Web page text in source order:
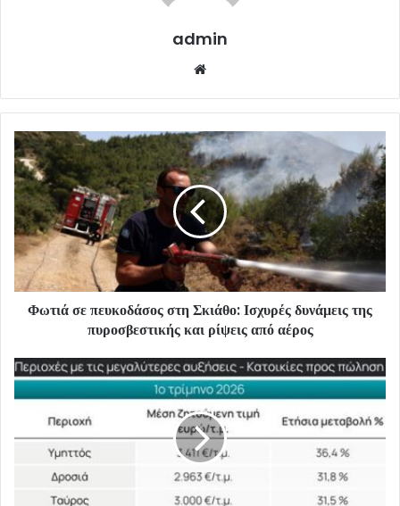
admin
Φωτιά σε πευκοδάσος στη Σκιάθο: Ισχυρές δυνάμεις της
πυροσβεστικής και ρίψεις από αέρος